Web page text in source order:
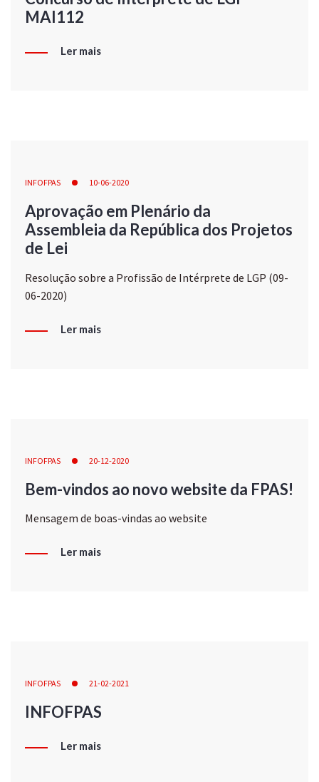
MAI112
Ler mais
INFOFPAS 10-06-2020
Aprovação em Plenário da
Assembleia da República dos Projetos
de Lei
Resolução sobre a Profissão de Intérprete de LGP (09-
06-2020)
Ler mais
INFOFPAS 20-12-2020
Bem-vindos ao novo website da FPAS!
Mensagem de boas-vindas ao website
Ler mais
INFOFPAS 21-02-2021
INFOFPAS
Ler mais